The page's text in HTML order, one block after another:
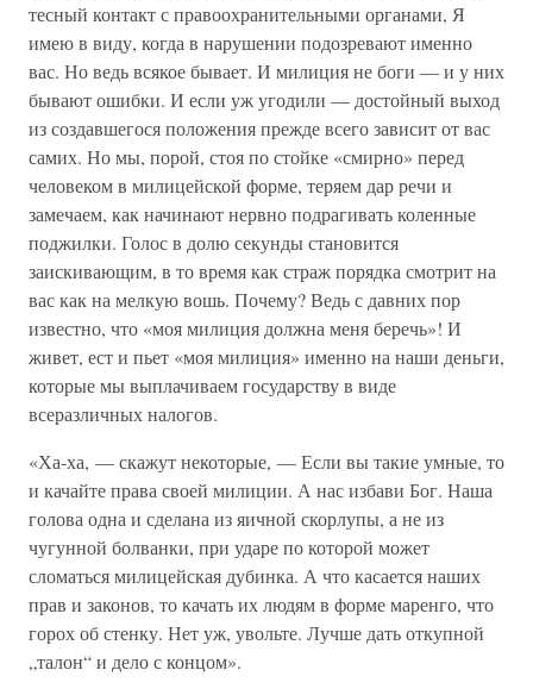
тесный контакт с правоохранительными органами, Я
имею в виду, когда в нарушении подозревают именно
вас. Но ведь всякое бывает. И милиция не боги — и у них
бывают ошибки. И если уж угодили — достойный выход
из создавшегося положения прежде всего зависит от вас
самих. Но мы, порой, стоя по стойке «смирно» перед
человеком в милицейской форме, теряем дар речи и
замечаем, как начинают нервно подрагивать коленные
поджилки. Голос в долю секунды становится
заискивающим, в то время как страж порядка смотрит на
вас как на мелкую вошь. Почему? Ведь с давних пор
известно, что «моя милиция должна меня беречь»! И
живет, ест и пьет «моя милиция» именно на наши деньги,
которые мы выплачиваем государству в виде
всеразличных налогов.
«Ха-ха, — скажут некоторые, — Если вы такие умные, то
и качайте права своей милиции. А нас избави Бог. Наша
голова одна и сделана из яичной скорлупы, а не из
чугунной болванки, при ударе по которой может
сломаться милицейская дубинка. А что касается наших
прав и законов, то качать их людям в форме маренго, что
горох об стенку. Нет уж, увольте. Лучше дать откупной
„талон“ и дело с концом».